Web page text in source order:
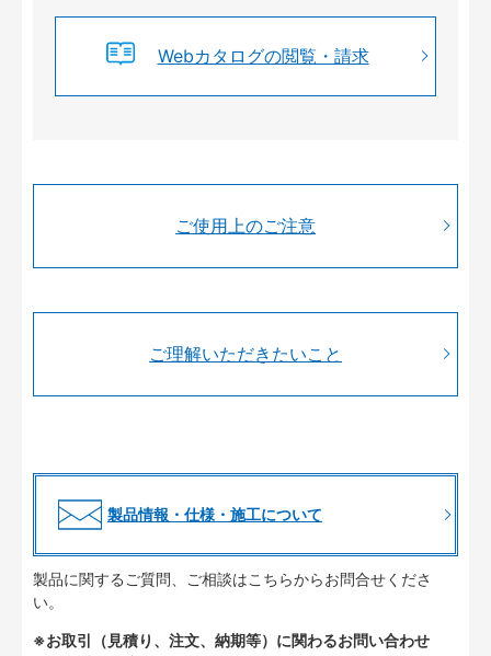
Webカタログの閲覧・請求
ご使用上のご注意
ご理解いただきたいこと
製品情報・仕様・施工について
製品に関するご質問、ご相談はこちらからお問合せくださ
い。
※お取引（見積り、注文、納期等）に関わるお問い合わせ